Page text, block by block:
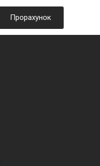
Прорахунок